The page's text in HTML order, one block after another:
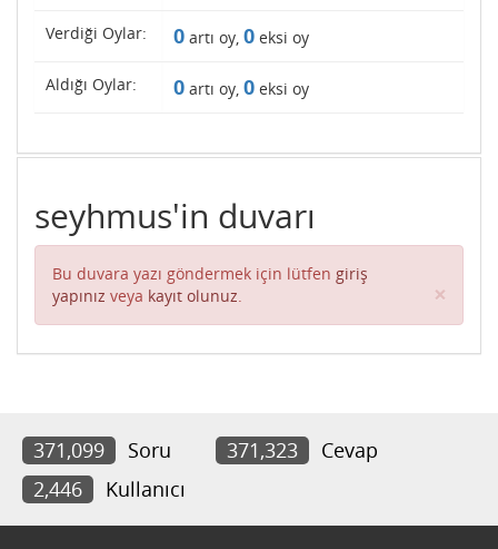
Verdiği Oylar: 0 artı oy, 0 eksi oy
Aldığı Oylar: 0 artı oy, 0 eksi oy
seyhmus'in duvarı
Bu duvara yazı göndermek için lütfen giriş
yapınız veya kayıt olunuz. ×
371,099 Soru 371,323
Cevap
2,446
Kullanıcı